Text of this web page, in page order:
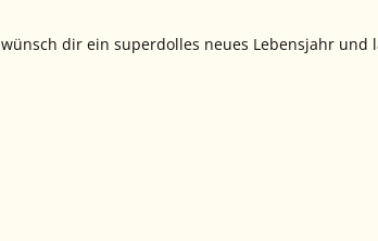
dir ein superdolles neues Lebensjahr und